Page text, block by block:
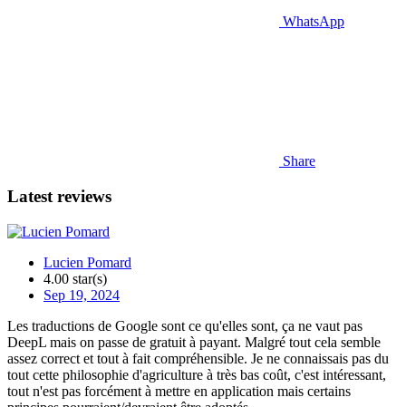
WhatsApp
Share
Latest reviews
Lucien Pomard
4.00 star(s)
Sep 19, 2024
Les traductions de Google sont ce qu'elles sont, ça ne vaut pas
DeepL mais on passe de gratuit à payant. Malgré tout cela semble
assez correct et tout à fait compréhensible. Je ne connaissais pas du
tout cette philosophie d'agriculture à très bas coût, c'est intéressant,
tout n'est pas forcément à mettre en application mais certains